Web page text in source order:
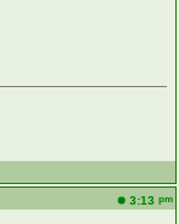
3:13 pm